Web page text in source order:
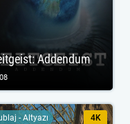
Addendum
- Altyazı 4K